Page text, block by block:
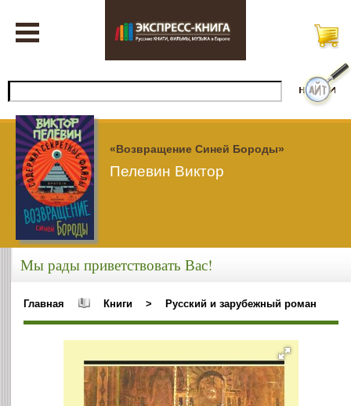
«Возвращение Синей Бороды»
Пелевин Виктор
Мы рады приветствовать Вас!
Главная Книги > Русский и зарубежный роман